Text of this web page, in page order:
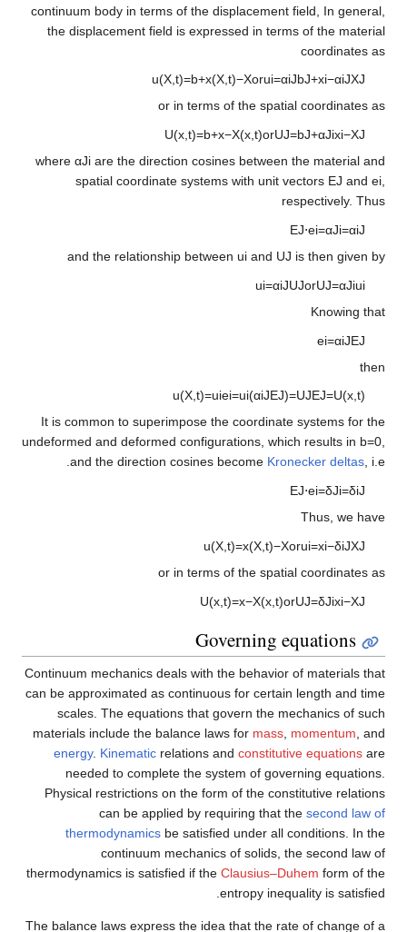
continuum body in terms of the
the displacement field is expressed in
u(X,t)=b+x(X,t)−X
or in terms of the
U(x,t)=b+x−X(x
where αJiare the direction cosines
spatial coordinate systems with unit
and the relationship betweenuiand
u(X,t)=uiei=ui
It is common to superimpose the
undeformed and deformed configurations,
and the direction cosines become
u(X,t)=x
or in terms of the
U(x,t)=x−
Governing
Continuum mechanics deals with the
can be approximated as continuous for
scales. The equations that govern the
materials include the balance laws formass
energy .Kinematicrelations and
needed to complete the system of
Physical restrictions on the form of the
can be applied by requiring that
thermodynamicsbe satisfied under all
continuum mechanics of solids,
thermodynamics is satisfied if the
entropy
The balance laws express the idea that the